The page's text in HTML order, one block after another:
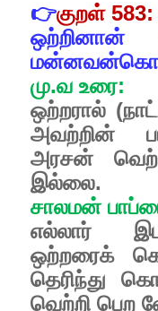
👉குறள்583:
ஒற்றினான்
மு.வ உரை:
ஒற்றரால் (
அவற்றின்
அரசன்
இல்லை.
சாலமன்
எல்லார்
ஒற்றரைக்
தெரிந்து
வெற்றி பெற